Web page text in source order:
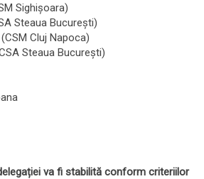
Sighișoara)
Steaua București)
Cluj Napoca)
Steaua București)
va fi stabilită conform criteriilor